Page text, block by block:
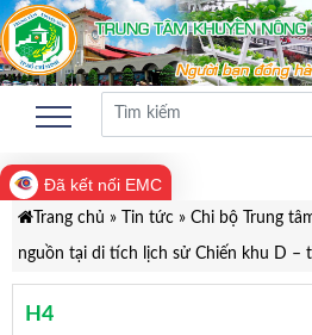
Đã kết nối EMC
Trang chủ » Tin tức» Chi bộ Trung
nguồn tại di tích lịch sử Chiến khu D –
H4